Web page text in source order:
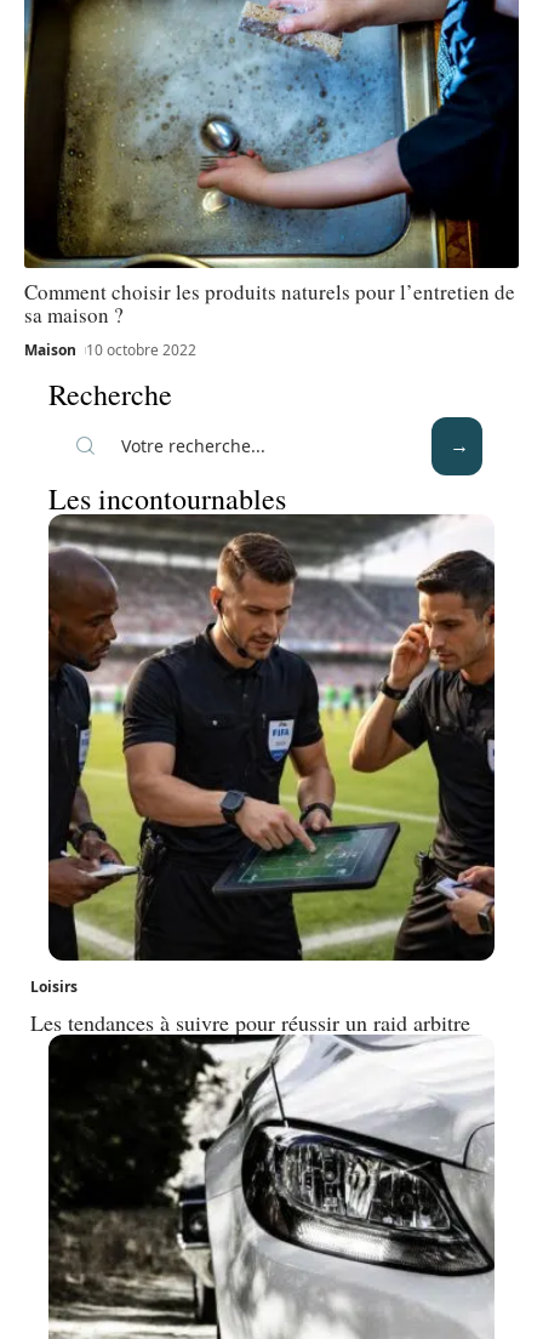
Comment choisir les produits naturels pour l’entretien de
sa maison ?
Maison 10 octobre 2022
Recherche
Les incontournables
Loisirs
Les tendances à suivre pour réussir un raid arbitre